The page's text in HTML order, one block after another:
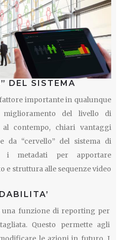
DEL SISTEMA
fattore importante in qualunque
del livello di
contempo, chiari vantaggi
da “cervello” del sistema di
i metadati per apportare
e struttura alle sequenze video
una funzione di reporting per
Questo permette agli